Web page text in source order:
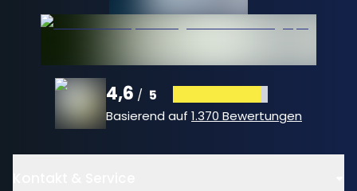
4,6 / 5
Basierend auf 1.370 Bewertungen